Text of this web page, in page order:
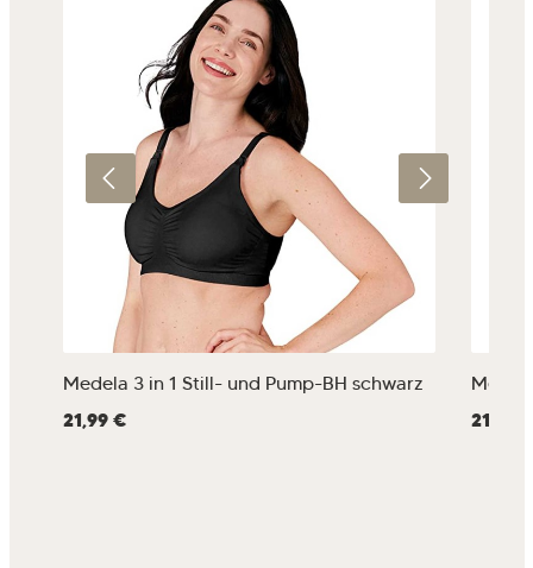
Medela 3 in 1 Still- und Pump-BH schwarz
Regulärer Preis:
21,99 € 21,99 €